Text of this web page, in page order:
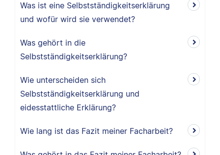
Was ist eine Selbstständigkeitserklärung
und wofür wird sie verwendet?
Was gehört in die
Selbstständigkeitserklärung?
Wie unterscheiden sich
Selbstständigkeitserklärung und
eidesstattliche Erklärung?
Wie lang ist das Fazit meiner Facharbeit?